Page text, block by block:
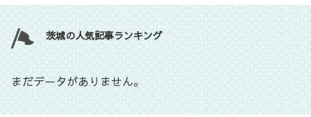
茨城の人気記事ランキング
まだデータがありません。